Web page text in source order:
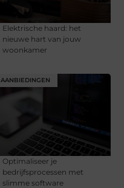
Elektrische haard: het
nieuwe hart van jouw
woonkamer
AANBIEDINGEN
Optimaliseer je
bedrijfsprocessen met
slimme software